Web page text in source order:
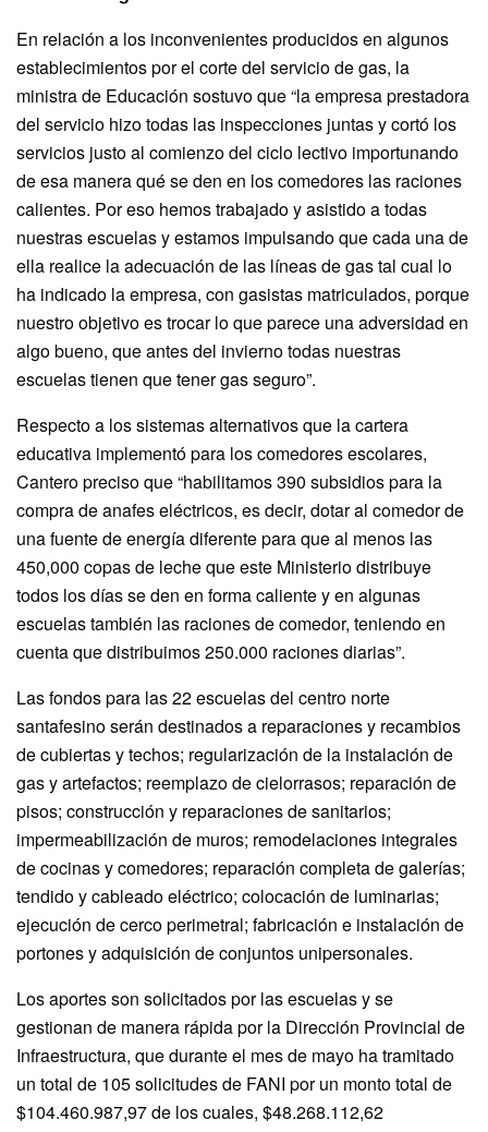
En relación a los inconvenientes producidos en algunos
establecimientos por el corte del servicio de gas, la
ministra de Educación sostuvo que “la empresa prestadora
del servicio hizo todas las inspecciones juntas y cortó los
servicios justo al comienzo del ciclo lectivo importunando
de esa manera qué se den en los comedores las raciones
calientes. Por eso hemos trabajado y asistido a todas
nuestras escuelas y estamos impulsando que cada una de
ella realice la adecuación de las líneas de gas tal cual lo
ha indicado la empresa, con gasistas matriculados, porque
nuestro objetivo es trocar lo que parece una adversidad en
algo bueno, que antes del invierno todas nuestras
escuelas tienen que tener gas seguro”.
Respecto a los sistemas alternativos que la cartera
educativa implementó para los comedores escolares,
Cantero preciso que “habilitamos 390 subsidios para la
compra de anafes eléctricos, es decir, dotar al comedor de
una fuente de energía diferente para que al menos las
450,000 copas de leche que este Ministerio distribuye
todos los días se den en forma caliente y en algunas
escuelas también las raciones de comedor, teniendo en
cuenta que distribuimos 250.000 raciones diarias”.
Las fondos para las 22 escuelas del centro norte
santafesino serán destinados a reparaciones y recambios
de cubiertas y techos; regularización de la instalación de
gas y artefactos; reemplazo de cielorrasos; reparación de
pisos; construcción y reparaciones de sanitarios;
impermeabilización de muros; remodelaciones integrales
de cocinas y comedores; reparación completa de galerías;
tendido y cableado eléctrico; colocación de luminarias;
ejecución de cerco perimetral; fabricación e instalación de
portones y adquisición de conjuntos unipersonales.
Los aportes son solicitados por las escuelas y se
gestionan de manera rápida por la Dirección Provincial de
Infraestructura, que durante el mes de mayo ha tramitado
un total de 105 solicitudes de FANI por un monto total de
$104.460.987,97 de los cuales, $48.268.112,62